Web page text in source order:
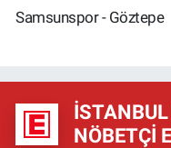
Samsunspor - Göztepe
İSTANBUL
NÖBETÇI